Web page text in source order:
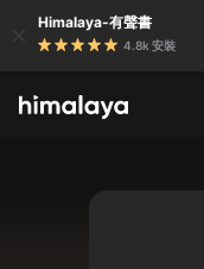
Himalaya-有聲書
4.8k 安裝